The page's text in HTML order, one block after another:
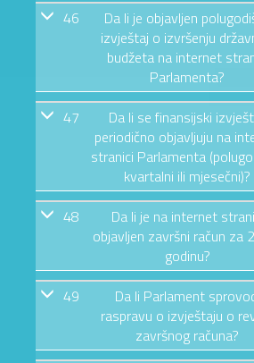
46
Da li je objavljen
izvještaj o izvršenju
budžeta na internet
Parlamenta?
47
Da li se finansijski
periodično objavljuju na
stranici Parlamenta
kvartalni ili mjesečni)?
48
Da li je na internet
objavljen završni račun za
godinu?
49
Da li Parlament
raspravu o izvještaju o
završnog računa?